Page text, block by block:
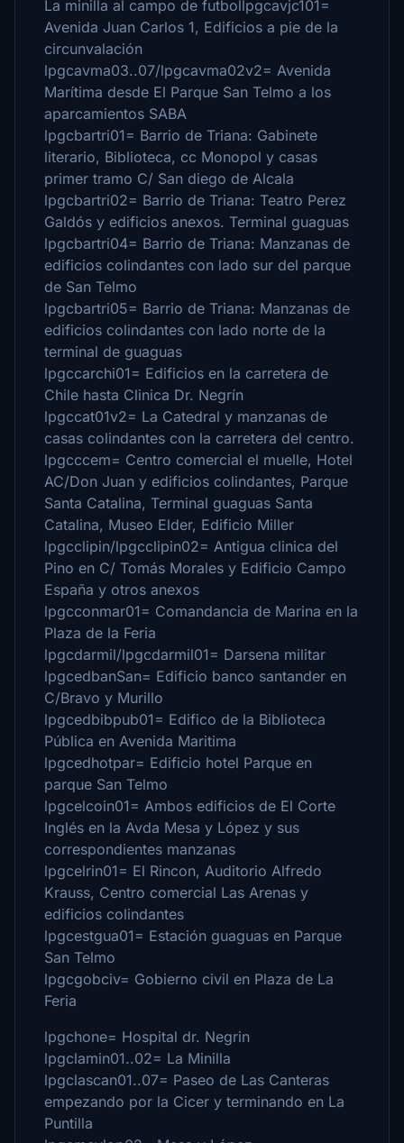
La minilla al campo de futbollpgcavjc101=
Avenida Juan Carlos 1, Edificios a pie de la
circunvalación
lpgcavma03..07/lpgcavma02v2= Avenida
Marítima desde El Parque San Telmo a los
aparcamientos SABA
lpgcbartri01= Barrio de Triana: Gabinete
literario, Biblioteca, cc Monopol y casas
primer tramo C/ San diego de Alcala
lpgcbartri02= Barrio de Triana: Teatro Perez
Galdós y edificios anexos. Terminal guaguas
lpgcbartri04= Barrio de Triana: Manzanas de
edificios colindantes con lado sur del parque
de San Telmo
lpgcbartri05= Barrio de Triana: Manzanas de
edificios colindantes con lado norte de la
terminal de guaguas
lpgccarchi01= Edificios en la carretera de
Chile hasta Clinica Dr. Negrín
lpgccat01v2= La Catedral y manzanas de
casas colindantes con la carretera del centro.
lpgcccem= Centro comercial el muelle, Hotel
AC/Don Juan y edificios colindantes, Parque
Santa Catalina, Terminal guaguas Santa
Catalina, Museo Elder, Edificio Miller
lpgcclipin/lpgcclipin02= Antigua clinica del
Pino en C/ Tomás Morales y Edificio Campo
España y otros anexos
lpgcconmar01= Comandancia de Marina en la
Plaza de la Feria
lpgcdarmil/lpgcdarmil01= Darsena militar
lpgcedbanSan= Edificio banco santander en
C/Bravo y Murillo
lpgcedbibpub01= Edifico de la Biblioteca
Pública en Avenida Maritima
lpgcedhotpar= Edificio hotel Parque en
parque San Telmo
lpgcelcoin01= Ambos edificios de El Corte
Inglés en la Avda Mesa y López y sus
correspondientes manzanas
lpgcelrin01= El Rincon, Auditorio Alfredo
Krauss, Centro comercial Las Arenas y
edificios colindantes
lpgcestgua01= Estación guaguas en Parque
San Telmo
lpgcgobciv= Gobierno civil en Plaza de La
Feria
lpgchone= Hospital dr. Negrin
lpgclamin01..02= La Minilla
lpgclascan01..07= Paseo de Las Canteras
empezando por la Cicer y terminando en La
Puntilla